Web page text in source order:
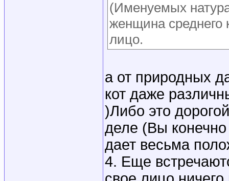
(Именуемых
женщина среднего
лицо.
а от природных
кот даже
)Либо это
деле (Вы конечно
дает весьма
4. Еще